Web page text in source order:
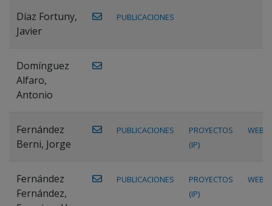
Díaz Fortuny,
Javier
PUBLICACIONES
Domínguez
Alfaro,
Antonio
Fernández
Berni, Jorge
PUBLICACIONES
PROYECTOS
(IP)
WEB
Fernández
Fernández,
PUBLICACIONES
PROYECTOS
(IP)
WEB